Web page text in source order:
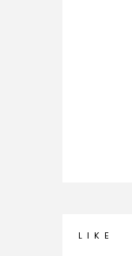
L I K E